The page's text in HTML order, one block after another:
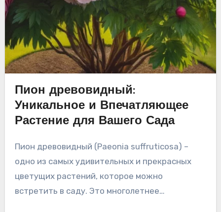
Пион древовидный:
Уникальное и Впечатляющее
Растение для Вашего Сада
Пион древовидный (Paeonia suffruticosa) –
одно из самых удивительных и прекрасных
цветущих растений, которое можно
встретить в саду. Это многолетнее…